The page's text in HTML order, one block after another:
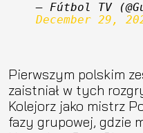
December 29,
Pierwszym polskim
zaistniał w tych
Kolejorz jako mistrz
fazy grupowej, gdzie